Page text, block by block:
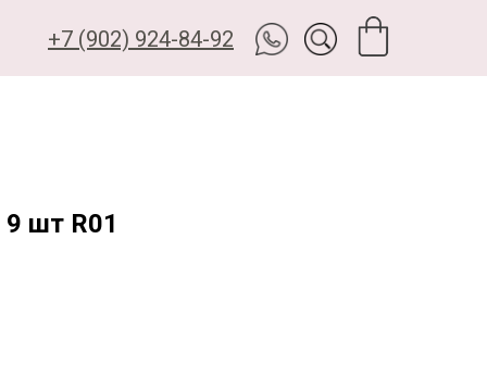
+7 (902) 924-84-92
шт R01